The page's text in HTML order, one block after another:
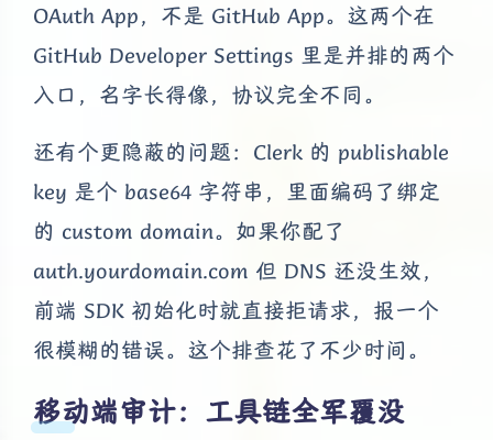
OAuth App，不是 GitHub App。这两个在
GitHub Developer Settings 里是并排的两个
入口，名字长得像，协议完全不同。
还有个更隐蔽的问题：Clerk 的 publishable
key 是个 base64 字符串，里面编码了绑定
的 custom domain。如果你配了
auth.yourdomain.com 但 DNS 还没生效，
前端 SDK 初始化时就直接拒请求，报一个
很模糊的错误。这个排查花了不少时间。
移动端审计：工具链全军覆没